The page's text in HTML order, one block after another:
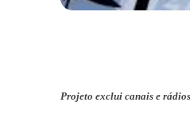
Projeto exclui canais e